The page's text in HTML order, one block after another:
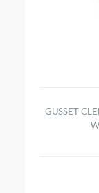
GUSSET